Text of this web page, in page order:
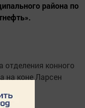
района по
отделения конного
на коне Ларсен
90 см).